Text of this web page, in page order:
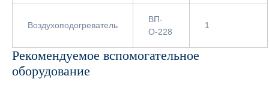
Воздухоподогреватель
ВП-
О-228
1
Рекомендуемое вспомогательное
оборудование